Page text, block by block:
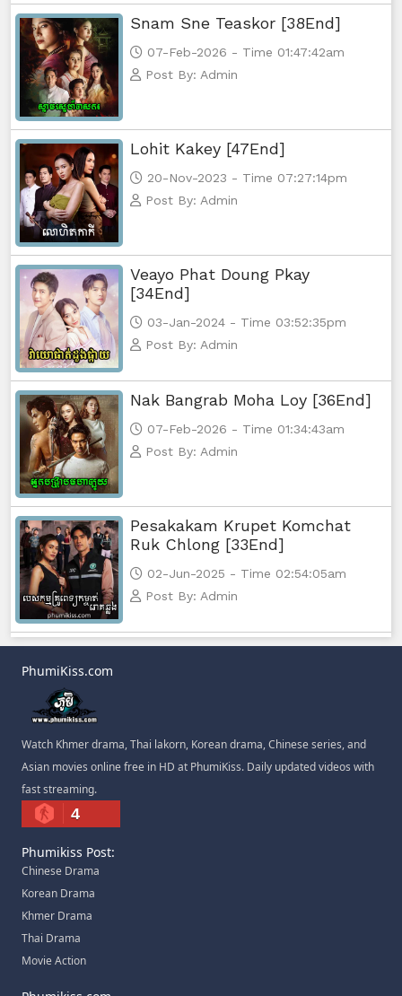
Kamnot Het Sne, 71
Kamnot Het Sne, 72
Kamnot Het Sne, 73
Kamnot Het Sne, 76
Kamnot Het Sne, 77
Kamnot Het Sne, 78
Kamnot Het Sne, 81
Kamnot Het Sne, 82
Kamnot Het Sne, 83
Kamnot Het Sne, 86
Snam Sne Teaskor [38End]
07-Feb-2026 - Time 01:47:42am
Post By: Admin
Lohit Kakey [47End]
20-Nov-2023 - Time 07:27:14pm
Post By: Admin
Veayo Phat Doung Pkay
[34End]
03-Jan-2024 - Time 03:52:35pm
Post By: Admin
Nak Bangrab Moha Loy [36End]
07-Feb-2026 - Time 01:34:43am
Post By: Admin
Pesakakam Krupet Komchat
Ruk Chlong [33End]
02-Jun-2025 - Time 02:54:05am
Post By: Admin
PhumiKiss.com
Watch Khmer drama, Thai lakorn, Korean drama, Chinese series, and
Asian movies online free in HD at PhumiKiss. Daily updated videos with
fast streaming.
4
Phumikiss Post:
Chinese Drama
Korean Drama
Khmer Drama
Thai Drama
Movie Action